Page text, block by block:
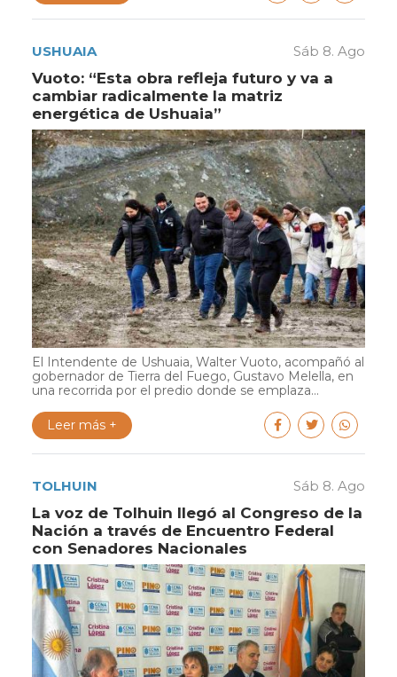
USHUAIA Sáb 8. Ago
Vuoto: “Esta obra refleja futuro y va a
cambiar radicalmente la matriz
energética de Ushuaia”
El Intendente de Ushuaia, Walter Vuoto, acompañó al
gobernador de Tierra del Fuego, Gustavo Melella, en
una recorrida por el predio donde se emplaza...
Leer más +
TOLHUIN Sáb 8. Ago
La voz de Tolhuin llegó al Congreso de la
Nación a través de Encuentro Federal
con Senadores Nacionales